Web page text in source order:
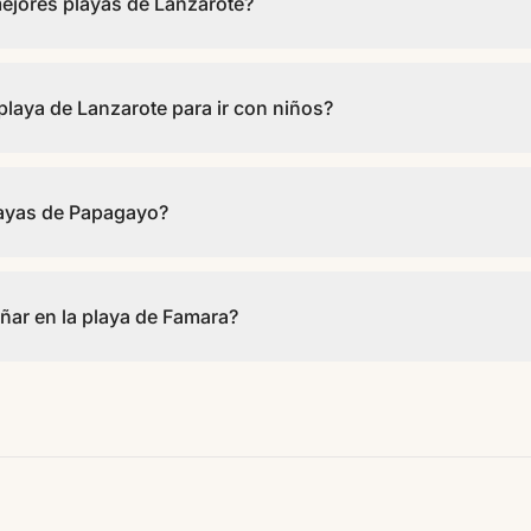
de Lanzarote para ir con niños?
de Papagayo?
en la playa de Famara?